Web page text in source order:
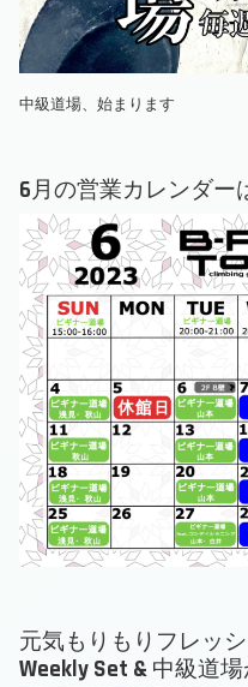
中級道場、始まります
6月の営業カレンダー
元気もりもりフレッ
Weekly Set & 中級道